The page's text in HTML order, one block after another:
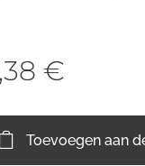
€
Toevoegen aan